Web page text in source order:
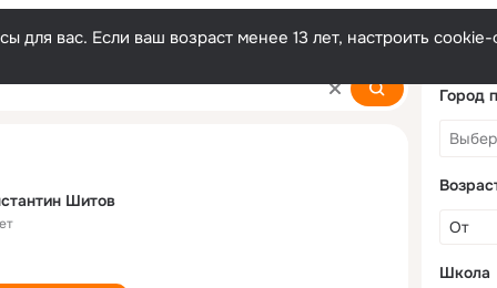
для вас. Если ваш возраст менее 13 лет, настроить
Шитов
Город
Школа